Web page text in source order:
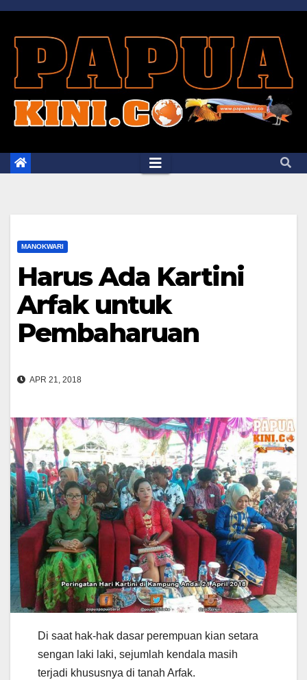
Skip
content
MANOKWARI
Harus Ada Kartini
Arfak untuk
Pembaharuan
APR 21, 2018
Di saat hak-hak dasar perempuan kian setara
sengan laki laki, sejumlah kendala masih
terjadi khususnya di tanah Arfak.